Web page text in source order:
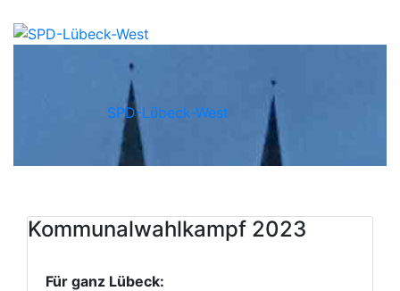
SPD-Lübeck-West
Kommunalwahlkampf 2023
Für ganz Lübeck: